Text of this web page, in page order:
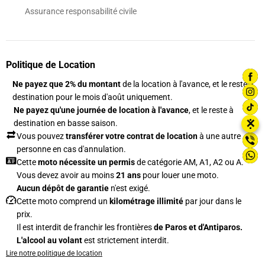
Assurance responsabilité civile
Politique de Location
Ne payez que 2% du montantde la location à l'avance, et le reste à
destination pour le mois d'août uniquement.
Ne payez qu'une journée de location à l'avance, et le reste à
destination en basse saison.
Vous pouveztransférer votre contrat de locationà une autre
personne en cas d'annulation.
Cettemoto nécessite un permisde catégorie AM, A1, A2 ou A.
Vous devez avoir au moins21 ans pour louer une moto.
Aucun dépôt de garantie n'est exigé.
Cette moto comprend un kilométrage illimité par jour dans le
prix.
Il est interdit de franchir les frontièresde Paros et d'Antiparos.
L'alcool au volantest strictement interdit.
Lire notre politique de location
⋮
✕